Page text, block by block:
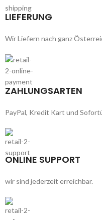
LIEFERUNG
Wir Liefern nach ganz
ZAHLUNGSARTEN
PayPal, Kredit Kart und
ONLINE SUPPORT
wir sind jederzeit erreichbar.